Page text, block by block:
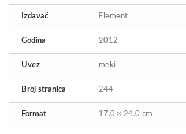
Izdavač Element
Godina 2012
Uvez meki
Broj stranica 244
Format 17.0 × 24.0 cm